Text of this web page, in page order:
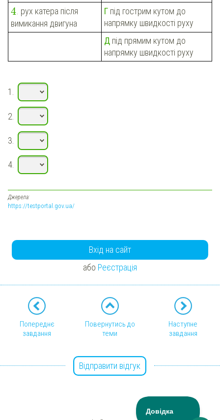
4. рух катера після
вимикання двигуна
Г під гострим кутом до
напрямку швидкості руху
Д під прямим кутом до
напрямку швидкості руху
1.
2.
3.
4.
Джерела:
https://testportal.gov.ua/
Вхід на сайт
або Реєстрація
Попереднє
завдання
Повернутись до
теми
Наступне
завдання
Відправити відгук